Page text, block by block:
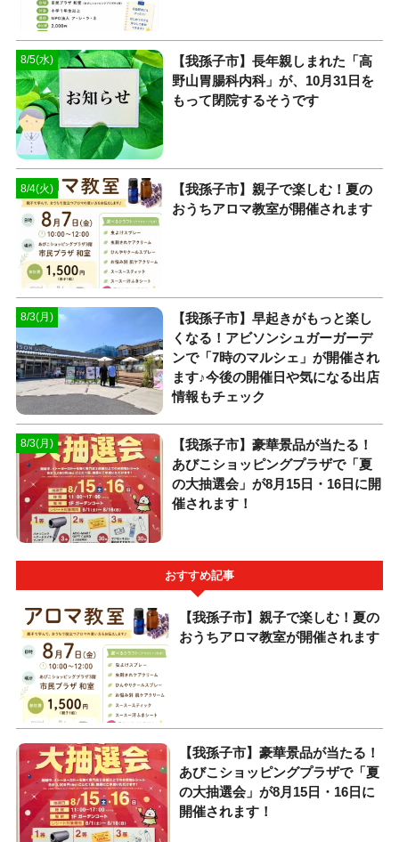
8/5(水)
【我孫子市】長年親しまれた「高
野山胃腸科内科」が、10月31日を
もって閉院するそうです
8/4(火)
【我孫子市】親子で楽しむ！夏の
おうちアロマ教室が開催されます
8/3(月)
​【我孫子市】早起きがもっと楽し
くなる！アビソンシュガーガーデ
ンで「7時のマルシェ」が開催され
ます♪今後の開催日や気になる出店
情報もチェック
8/3(月)
​【我孫子市】豪華景品が当たる！
あびこショッピングプラザで「夏
の大抽選会」が8月15日・16日に開
催されます！
おすすめ記事
【我孫子市】親子で楽しむ！夏の
おうちアロマ教室が開催されます
​【我孫子市】豪華景品が当たる！
あびこショッピングプラザで「夏
の大抽選会」が8月15日・16日に
開催されます！